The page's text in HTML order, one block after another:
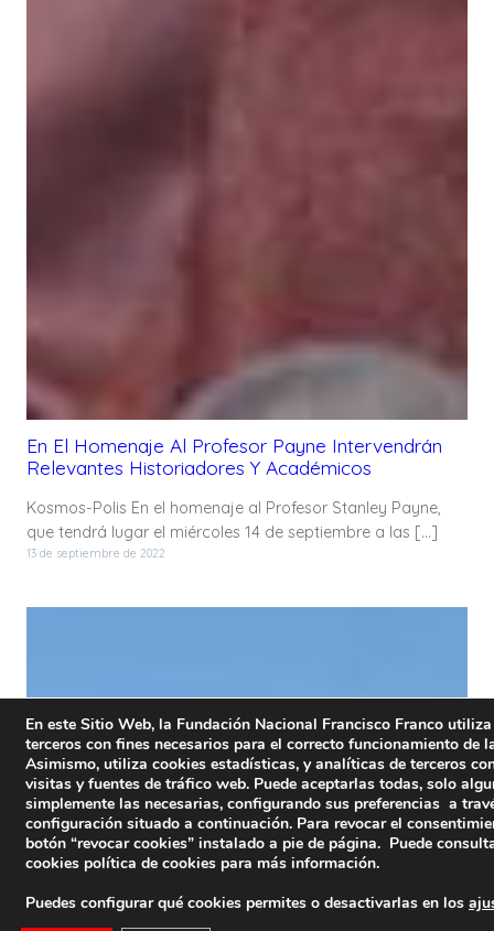
En El Homenaje Al Profesor Payne Intervendrán
Relevantes Historiadores Y Académicos
Kosmos-Polis En el homenaje al Profesor Stanley Payne,
que tendrá lugar el miércoles 14 de septiembre a las […]
13 de septiembre de 2022
En este Sitio Web, la Fundación Nacional Francisco Franco
terceros con fines necesarios para el correcto funcionamiento de
Asimismo, utiliza cookies estadísticas, y analíticas de terceros
visitas y fuentes de tráfico web. Puede aceptarlas todas, solo
simplemente las necesarias, configurando sus preferencias a
configuración situado a continuación. Para revocar el
botón “revocar cookies” instalado a pie de página. Puede
cookies política de cookies para más información.
Puedes configurar qué cookies permites o desactivarlas en los